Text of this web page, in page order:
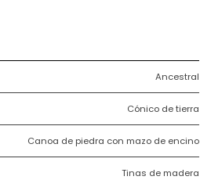
Ancestral
Cónico de tierra
Canoa de piedra con mazo de encino
Tinas de madera